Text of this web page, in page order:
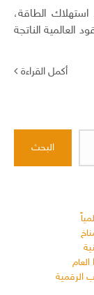
الطاقة،
العالمية الناتجة
أكمل القراءة
البحث